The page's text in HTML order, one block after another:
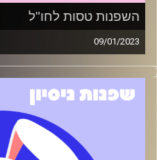
השפנות טסות לחו"ל
09/01/2023
השפנות מבינות מה אתם
את הטיפים שיעזרו לכם (חלקם
טיסה לחו"ל בצורה חכמה
תודה מיוחדת לדרור